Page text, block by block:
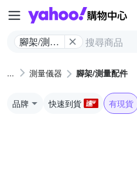
腳架/測量
測量儀器 腳架/測量配件
品牌 快速到貨 有現貨